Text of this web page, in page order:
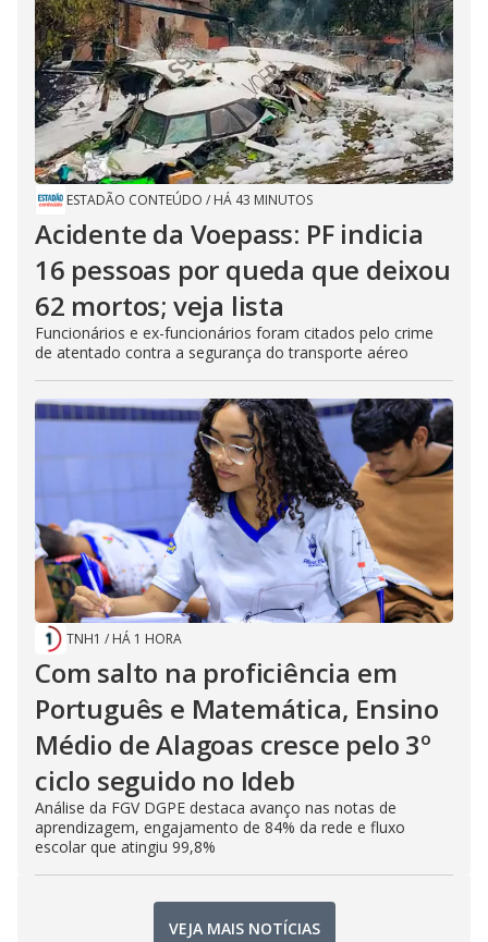
ESTADÃO CONTEÚDO / HÁ 43 MINUTOS
Acidente da Voepass: PF indicia
16 pessoas por queda que deixou
62 mortos; veja lista
Funcionários e ex-funcionários foram citados pelo crime
de atentado contra a segurança do transporte aéreo
TNH1 / HÁ 1 HORA
Com salto na proficiência em
Português e Matemática, Ensino
Médio de Alagoas cresce pelo 3º
ciclo seguido no Ideb
Análise da FGV DGPE destaca avanço nas notas de
aprendizagem, engajamento de 84% da rede e fluxo
escolar que atingiu 99,8%
VEJA MAIS NOTÍCIAS